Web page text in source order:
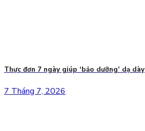
Thực đơn 7 ngày giúp ‘bảo dưỡng’ dạ dày
7 Tháng 7, 2026